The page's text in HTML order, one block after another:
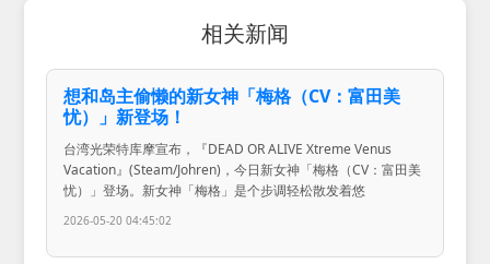
相关新闻
想和岛主偷懒的新女神「梅格（CV：富田美
忧）」新登场！
台湾光荣特库摩宣布，『DEAD OR ALIVE Xtreme Venus
Vacation』(Steam/Johren)，今日新女神「梅格（CV：富田美
忧）」登场。新女神「梅格」是个步调轻松散发着悠
2026-05-20 04:45:02